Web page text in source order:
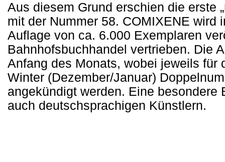
Aus diesem Grund erschien die erste
mit der Nummer 58. COMIXENE wird
Auflage von ca. 6.000 Exemplaren
Bahnhofsbuchhandel vertrieben. Die
Anfang des Monats, wobei jeweils für
Winter (Dezember/Januar)
angekündigt werden. Eine
auch deutschsprachigen Künstlern.